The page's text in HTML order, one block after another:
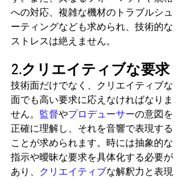
への対応、複雑な機材のトラブルシュ
ーティングなども求められ、技術的な
ストレスは絶えません。
2.クリエイティブな要求
技術面だけでなく、クリエイティブな
面でも高い要求に応えなければなりま
せん。 監督やプロデューサーの意図を
正確に理解し、それを音響で表現する
ことが求められます。時には抽象的な
指示や曖昧な要求を具体化する必要が
あり、 クリエイティブな解釈力と表現